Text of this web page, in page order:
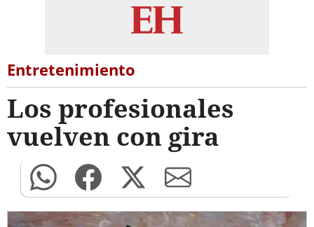
Entretenimiento
Los profesionales
vuelven con gira